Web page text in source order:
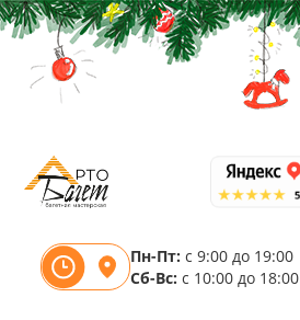
Пн-Пт: с 9:00 до 19:00
Сб-Вс: с 10:00 до 18:00